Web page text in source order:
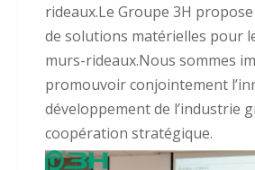
rideaux.Le Groupe 3H
de solutions matérielles pour
murs-rideaux.Nous sommes
promouvoir conjointement
développement de l’industrie
coopération stratégique.